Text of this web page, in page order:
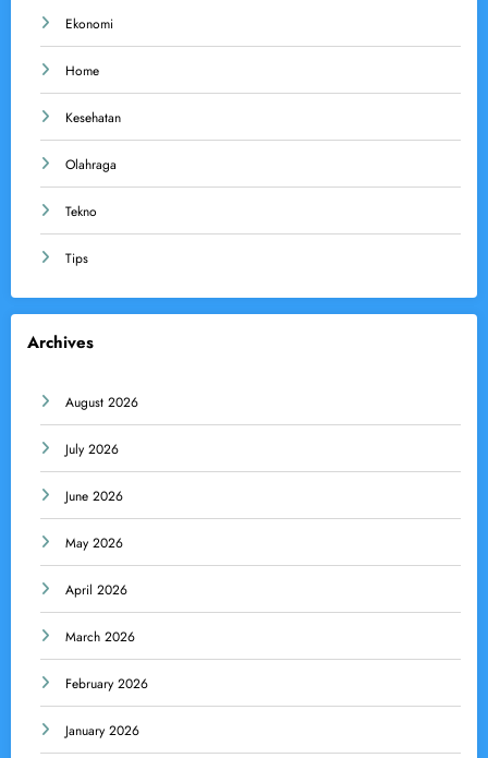
Ekonomi
Home
Kesehatan
Olahraga
Tekno
Tips
Archives
August 2026
July 2026
June 2026
May 2026
April 2026
March 2026
February 2026
January 2026